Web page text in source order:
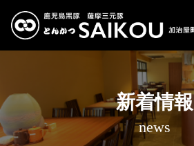
新着情報
news